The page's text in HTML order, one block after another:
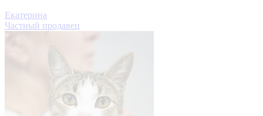
Екатерина
Частный продавец